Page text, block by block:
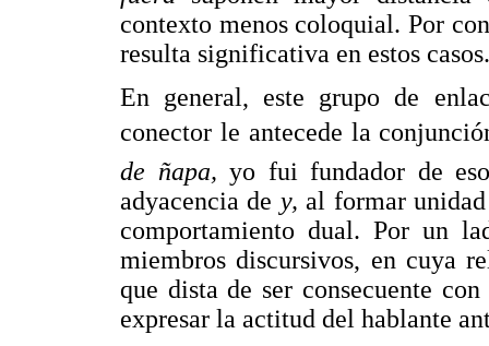
contexto menos coloquial. Por
resulta significativa en estos casos.
En general, este grupo de
conector le antecede la
de ñapa,yo fui fundador de
adyacencia de y,al formar
comportamiento dual. Por un
miembros discursivos, en cuya
que dista de ser consecuente
expresar la actitud del hablante